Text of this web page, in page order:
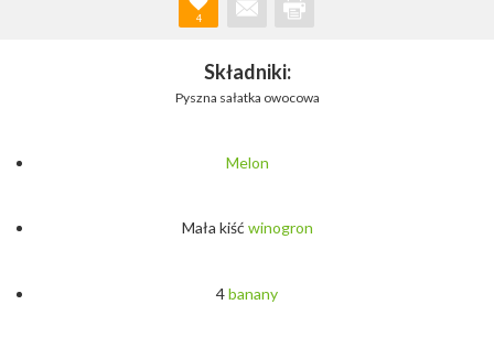
4
Składniki:
Pyszna sałatka owocowa
Melon
Mała kiść winogron
4banany